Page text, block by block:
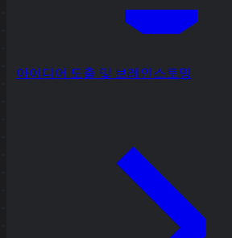
아이디어 도출 및 브레인스토밍